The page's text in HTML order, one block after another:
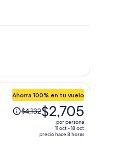
ahora
persona
Ahorra 100% en tu vuelo
El
precio
$4,132$2,705
por persona
11 oct - 18 oct
precio hace 8 horas